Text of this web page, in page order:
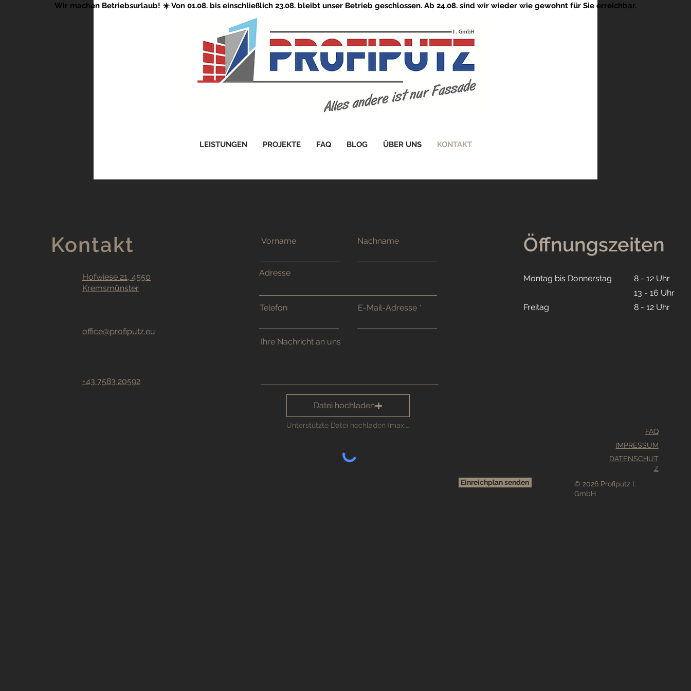
Wir machen Betriebsurlaub! ☀️ Von 01.08. bis einschließlich 23.08. bleibt unser Betrieb geschlossen. Ab 24.08. sind wir wieder wie gewohnt für Sie erreichbar.
LEISTUNGEN PROJEKTE FAQ BLOG ÜBER UNS KONTAKT
Kontakt
Hofwiese 21, 4550
Kremsmünster
office@profiputz.eu
+43 7583 20592
Vorname Nachname
Adresse
Telefon E-Mail-Adresse
Ihre Nachricht an uns
Datei hochladen
Einreichplan senden
FAQ
IMPRESSUM
DATENSCHUT
Z
© 2026 Profiputz I.
GmbH
Öffnungszeiten
Montag bis Donnerstag
Freitag
8 - 12 Uhr
13 - 16 Uhr
8 - 12 Uhr